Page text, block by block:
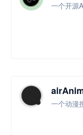
一个开源
一个动漫